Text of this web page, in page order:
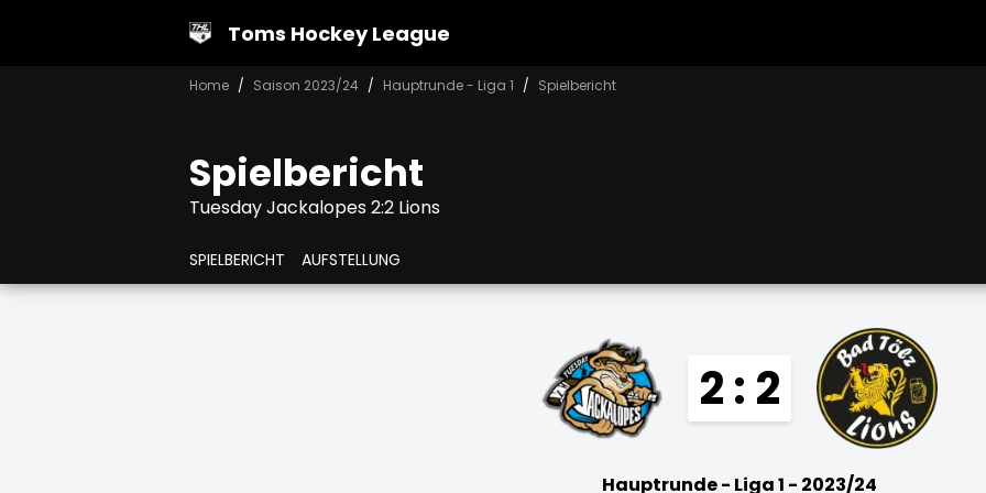
Toms Hockey League
Home Saison 2023/24 Hauptrunde - Liga 1 Spielbericht
Spielbericht
Tuesday Jackalopes 2:2 Lions
SPIELBERICHT AUFSTELLUNG
2 : 2
Hauptrunde - Liga 1 - 2023/24